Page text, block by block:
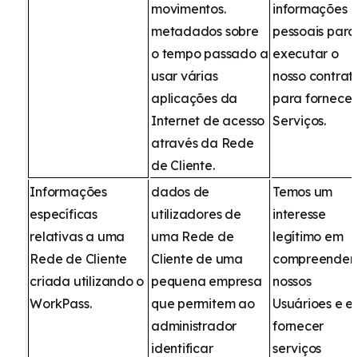
movimentos.
metadados sobre
o tempo passado a
usar várias
aplicações da
Internet de acesso
através da Rede
de Cliente.
informações
pessoais para
executar o
nosso
para fornecer
Serviços.
Informações
específicas
relativas a uma
Rede de Cliente
criada utilizando o
WorkPass.
dados de
utilizadores de
uma Rede de
Cliente de uma
pequena empresa
que permitem ao
administrador
identificar
Temos um
interesse
legítimo em
compreender
nossos
Usuárioes e
fornecer
serviços